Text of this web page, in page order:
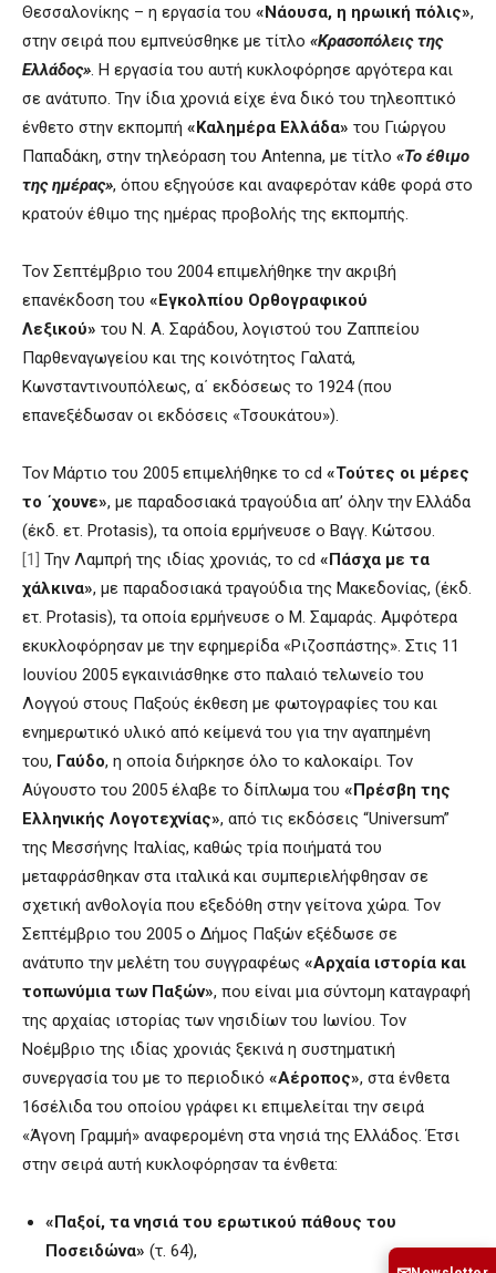
Θεσσαλονίκης – η εργασία του «Νάουσα, η ηρωική πόλις»,
στην σειρά που εμπνεύσθηκε με τίτλο «Κρασοπόλεις της
Ελλάδος». Η εργασία του αυτή κυκλοφόρησε αργότερα και
σε ανάτυπο. Την ίδια χρονιά είχε ένα δικό του τηλεοπτικό
ένθετο στην εκπομπή «Καλημέρα Ελλάδα» του Γιώργου
Παπαδάκη, στην τηλεόραση του Antenna, με τίτλο «Το έθιμο
της ημέρας», όπου εξηγούσε και αναφερόταν κάθε φορά στο
κρατούν έθιμο της ημέρας προβολής της εκπομπής.
Τον Σεπτέμβριο του 2004 επιμελήθηκε την ακριβή
επανέκδοση του «Εγκολπίου Ορθογραφικού
Λεξικού» του Ν. Α. Σαράδου, λογιστού του Ζαππείου
Παρθεναγωγείου και της κοινότητος Γαλατά,
Κωνσταντινουπόλεως, α΄ εκδόσεως το 1924 (που
επανεξέδωσαν οι εκδόσεις «Τσουκάτου»).
Τον Μάρτιο του 2005 επιμελήθηκε το cd «Τούτες οι μέρες
το ΄χουνε», με παραδοσιακά τραγούδια απ’ όλην την Ελλάδα
(έκδ. ετ. Protasis), τα οποία ερμήνευσε ο Βαγγ. Κώτσου.
[1] Την Λαμπρή της ιδίας χρονιάς, το cd «Πάσχα με τα
χάλκινα», με παραδοσιακά τραγούδια της Μακεδονίας, (έκδ.
ετ. Protasis), τα οποία ερμήνευσε ο Μ. Σαμαράς. Αμφότερα
εκυκλοφόρησαν με την εφημερίδα «Ριζοσπάστης». Στις 11
Ιουνίου 2005 εγκαινιάσθηκε στο παλαιό τελωνείο του
Λογγού στους Παξούς έκθεση με φωτογραφίες του και
ενημερωτικό υλικό από κείμενά του για την αγαπημένη
του, Γαύδο, η οποία διήρκησε όλο το καλοκαίρι. Τον
Αύγουστο του 2005 έλαβε το δίπλωμα του «Πρέσβη της
Ελληνικής Λογοτεχνίας», από τις εκδόσεις “Universum”
της Μεσσήνης Ιταλίας, καθώς τρία ποιήματά του
μεταφράσθηκαν στα ιταλικά και συμπεριελήφθησαν σε
σχετική ανθολογία που εξεδόθη στην γείτονα χώρα. Τον
Σεπτέμβριο του 2005 ο Δήμος Παξών εξέδωσε σε
ανάτυπο την μελέτη του συγγραφέως «Αρχαία ιστορία και
τοπωνύμια των Παξών», που είναι μια σύντομη καταγραφή
της αρχαίας ιστορίας των νησιδίων του Ιωνίου. Τον
Νοέμβριο της ιδίας χρονιάς ξεκινά η συστηματική
συνεργασία του με το περιοδικό «Αέροπος», στα ένθετα
16σέλιδα του οποίου γράφει κι επιμελείται την σειρά
«Άγονη Γραμμή» αναφερομένη στα νησιά της Ελλάδος. Έτσι
στην σειρά αυτή κυκλοφόρησαν τα ένθετα:
«Παξοί, τα νησιά του ερωτικού πάθους του
Ποσειδώνα» (τ. 64),